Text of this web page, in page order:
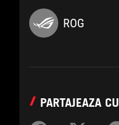
ROG
PARTAJEAZA CU